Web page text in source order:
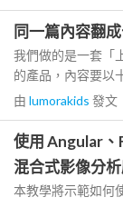
同一篇內容翻
我們做的是一套「
的產品，內容要以
由 lumorakids 發文
使用 Angular、
混合式影像分
本教學將示範如何